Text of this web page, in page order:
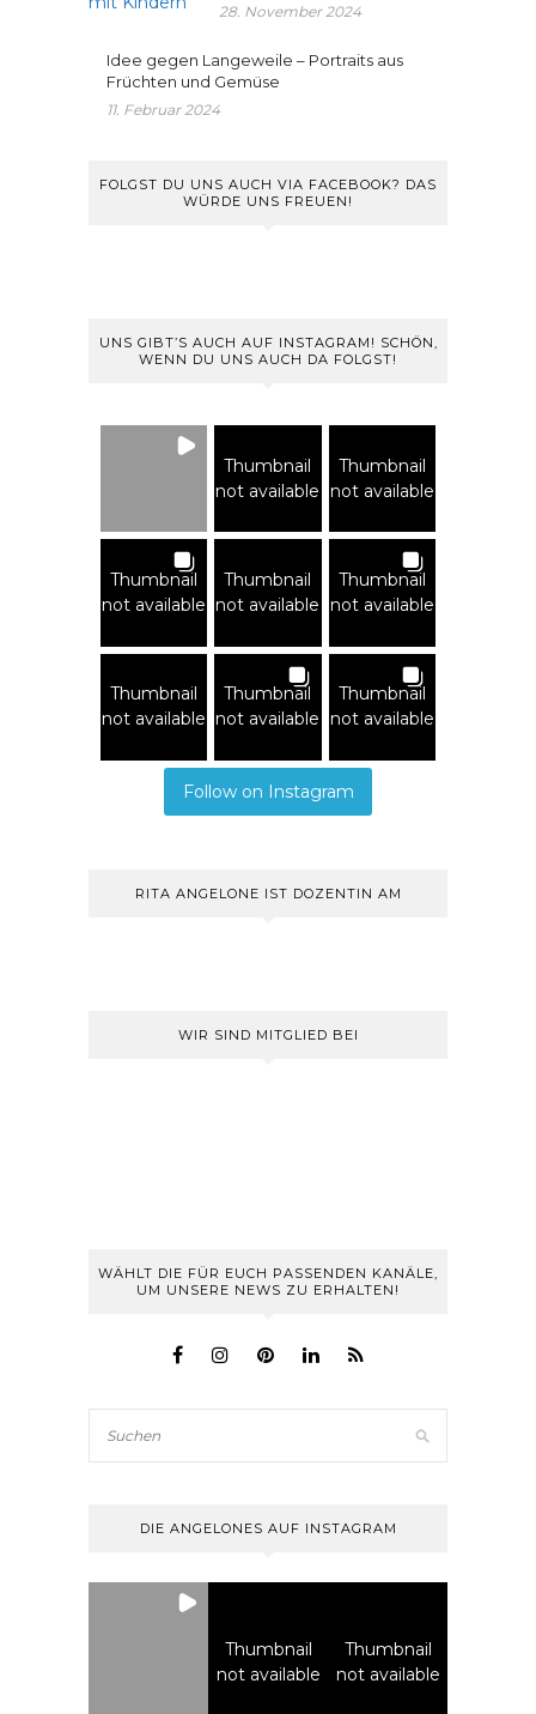
28. November 2024
Idee gegen Langeweile – Portraits aus
Früchten und Gemüse
11. Februar 2024
FOLGST DU UNS AUCH VIA FACEBOOK? DAS
WÜRDE UNS FREUEN!
UNS GIBT’S AUCH AUF INSTAGRAM! SCHÖN,
WENN DU UNS AUCH DA FOLGST!
Thumbnail
not available
Thumbnail
not available
Thumbnail
not available
Thumbnail
not available
Thumbnail
not available
Thumbnail
not available
Thumbnail
not available
Thumbnail
not available
Follow on Instagram
RITA ANGELONE IST DOZENTIN AM
WIR SIND MITGLIED BEI
WÄHLT DIE FÜR EUCH PASSENDEN KANÄLE,
UM UNSERE NEWS ZU ERHALTEN!
DIE ANGELONES AUF INSTAGRAM
Thumbnail
not available
Thumbnail
not available